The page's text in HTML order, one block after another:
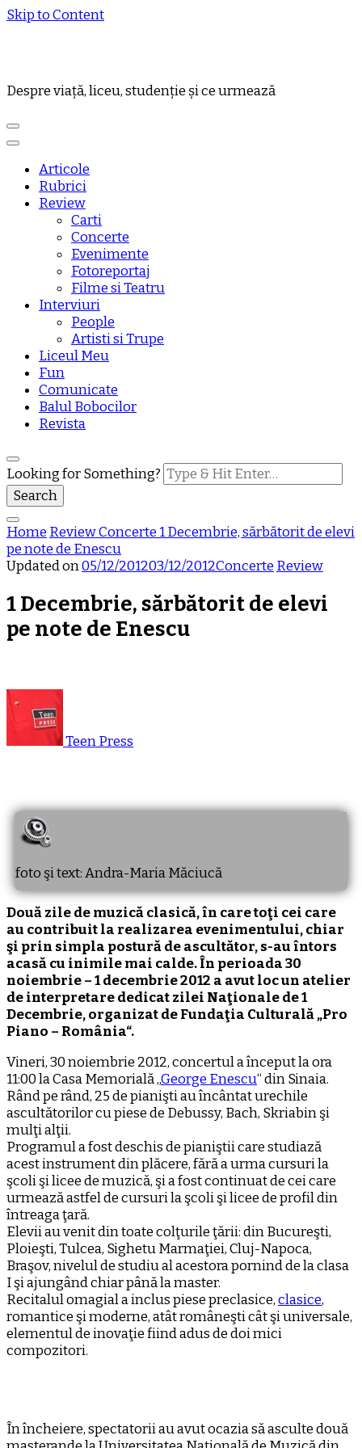
Skip to Content
Despre viață, liceu, studenție și ce urmează
Articole
Rubrici
Review
Carti
Concerte
Evenimente
Fotoreportaj
Filme si Teatru
Interviuri
People
Artisti si Trupe
Liceul Meu
Fun
Comunicate
Balul Bobocilor
Revista
Looking for Something?
Home ReviewConcerte1 Decembrie, sărbătorit de elevi
pe note de Enescu
Updated on05/12/201203/12/2012Concerte Review
1 Decembrie, sărbătorit de elevi
pe note de Enescu
Teen Press
foto şi text: Andra-Maria Măciucă
Două zile de muzică clasică, în care toţi cei care
au contribuit la realizarea evenimentului, chiar
şi prin simpla postură de ascultător, s-au întors
acasă cu inimile mai calde. În perioada 30
noiembrie – 1 decembrie 2012 a avut loc un atelier
de interpretare dedicat zilei Naţionale de 1
Decembrie, organizat de Fundaţia Culturală „Pro
Piano – România“.
Vineri, 30 noiembrie 2012, concertul a început la ora
11:00 la Casa Memorială „George Enescu“ din Sinaia.
Rând pe rând, 25 de pianişti au încântat urechile
ascultătorilor cu piese de Debussy, Bach, Skriabin şi
mulţi alţii.
Programul a fost deschis de pianiştii care studiază
acest instrument din plăcere, fără a urma cursuri la
şcoli şi licee de muzică, şi a fost continuat de cei care
urmează astfel de cursuri la şcoli şi licee de profil din
întreaga ţară.
Elevii au venit din toate colţurile ţării: din Bucureşti,
Ploieşti, Tulcea, Sighetu Marmaţiei, Cluj-Napoca,
Braşov, nivelul de studiu al acestora pornind de la clasa
I şi ajungând chiar până la master.
Recitalul omagial a inclus piese preclasice,clasice,
romantice şi moderne, atât româneşti cât şi universale,
elementul de inovaţie fiind adus de doi mici
compozitori.
În încheiere, spectatorii au avut ocazia să asculte două